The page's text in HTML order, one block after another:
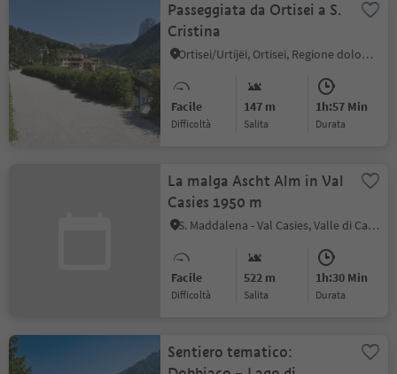
Passeggiata da Ortisei a S.
Cristina
Ortisei/Urtijëi, Ortisei, Regione dolomitica Val Gardena
Facile
Difficoltà
147 m
Salita
1h:57 Min
durata
La malga Ascht Alm in Val
Casies 1950 m
S. Maddalena - Val Casies, Valle di Casies
Facile
Difficoltà
522 m
Salita
1h:30 Min
durata
Sentiero tematico: